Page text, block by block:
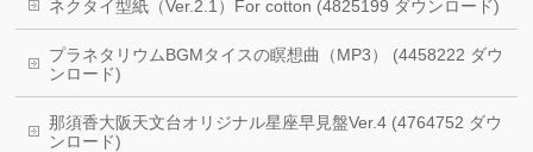
ネクタイ型紙（Ver.2.1）For cotton (4825199 ダウンロード)
プラネタリウムBGMタイスの瞑想曲（MP3） (4458222 ダウ
ンロード)
那須香大阪天文台オリジナル星座早見盤Ver.4 (4764752 ダウ
ンロード)